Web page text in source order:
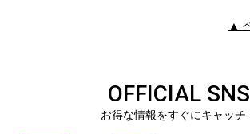
▲
OFFICIAL SNS
お得な情報をすぐにキャッチ